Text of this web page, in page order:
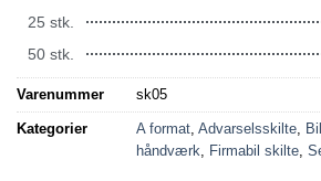
25 stk.
50 stk.
Varenummer sk05
Kategorier A format, Advarselsskilte,
håndværk, Firmabil skilte,